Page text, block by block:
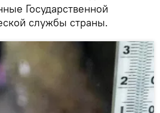
Государственной
службы страны.